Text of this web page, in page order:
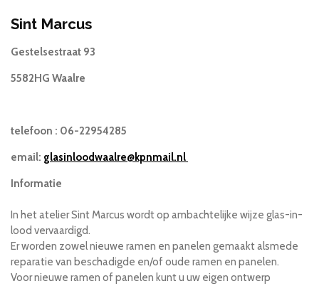
Sint Marcus
Gestelsestraat 93
5582HG Waalre
telefoon : 06-22954285
email: glasinloodwaalre@kpnmail.nl
Informatie
In het atelier Sint Marcus wordt op ambachtelijke wijze glas-in-
lood vervaardigd.
Er worden zowel nieuwe ramen en panelen gemaakt alsmede
reparatie van beschadigde en/of oude ramen en panelen.
Voor nieuwe ramen of panelen kunt u uw eigen ontwerp